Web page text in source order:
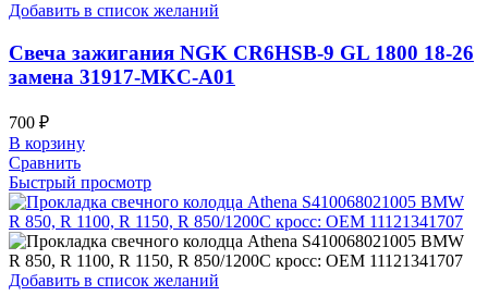
Добавить в список желаний
Свеча зажигания NGK CR6HSB-9 GL 1800 18-26
замена 31917-MKC-A01
700 ₽
В корзину
Сравнить
Быстрый просмотр
Добавить в список желаний